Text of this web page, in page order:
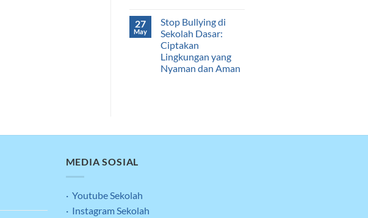
27
May
Stop Bullying di
Sekolah Dasar:
Ciptakan
Lingkungan yang
Nyaman dan Aman
MEDIA SOSIAL
· Youtube Sekolah
· Instagram Sekolah